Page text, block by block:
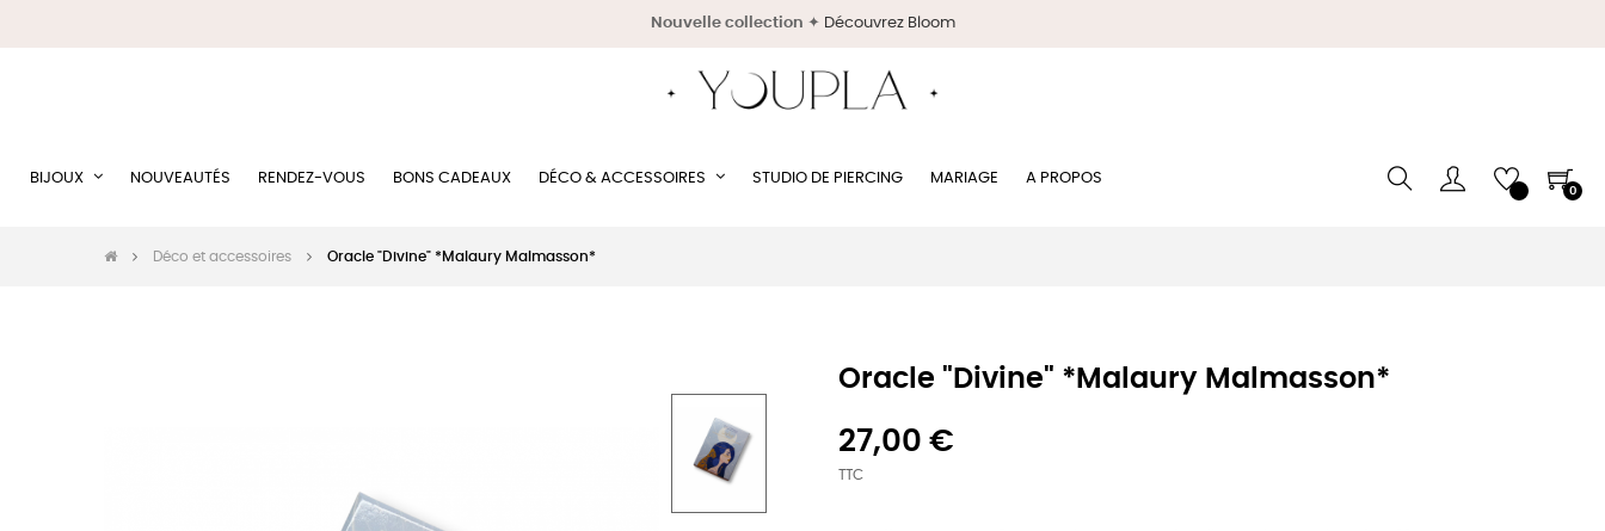
Nouvelle collection ✦ Découvrez Bloom
BIJOUX NOUVEAUTÉS RENDEZ-VOUS BONS CADEAUX DÉCO & ACCESSOIRES STUDIO DE PIERCING MARIAGE A PROPOS
0
Déco et accessoires Oracle "Divine" *Malaury Malmasson*
Oracle "Divine" *Malaury Malmasson*
27,00 €
TTC